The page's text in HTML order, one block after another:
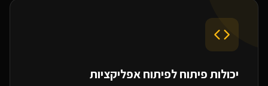
יכולות פיתוח לפיתוח אפליקציות